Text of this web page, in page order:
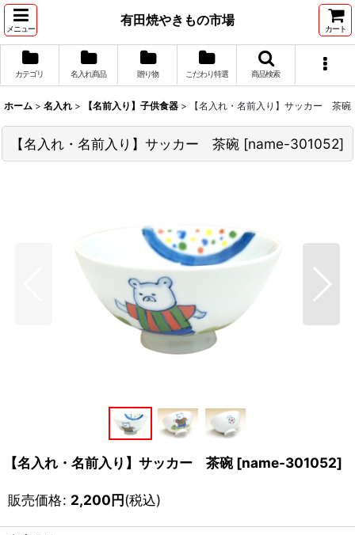
メニュー
有田焼やきもの市場
カート
カテゴリ 名入れ商品 贈り物 こだわり特選 商品検索
ホーム > 名入れ > 【名前入り】子供食器 > 【名入れ・名前入り】サッカー 茶碗
【名入れ・名前入り】サッカー 茶碗 [name-301052]
【名入れ・名前入り】サッカー 茶碗 [name-301052]
販売価格: 2,200円(税込)